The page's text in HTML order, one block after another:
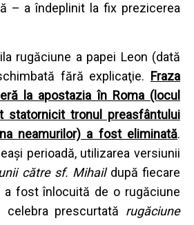
– a îndeplinit la fix prezicerea
rugăciune a papei Leon (dată
fără explicaţie. Fraza
la apostazia în Roma (locul
statornicit tronul preasfântului
neamurilor) a fost eliminată.
perioadă, utilizarea versiunii
către sf. Mihaildupă fiecare
a fost înlocuită de o rugăciune
prescurtată rugăciune